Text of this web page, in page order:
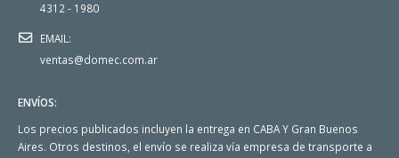
4312 - 1980
EMAIL:
ventas@domec.com.ar
ENVÍOS:
Los precios publicados incluyen la entrega en CABA Y Gran Buenos
Aires. Otros destinos, el envío se realiza vía empresa de transporte a